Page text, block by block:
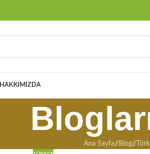
HAKKIMIZDA
Ana Sayfa/ Blog/